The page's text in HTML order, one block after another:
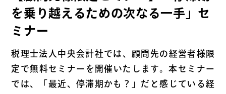
を乗り越えるための次なる一手」セ
ミナー
税理士法人中央会計社では、顧問先の経営者様限
定で無料セミナーを開催いたします。本セミナー
では、「最近、停滞期かも？」だと感じている経